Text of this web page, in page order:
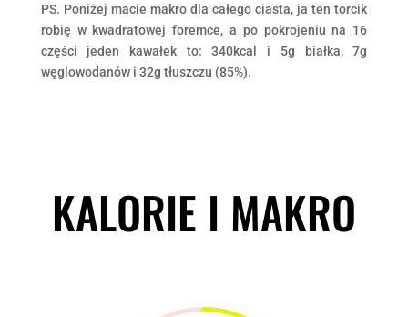
PS. Poniżej macie makro dla całego ciasta, ja ten torcik
robię w kwadratowej foremce, a po pokrojeniu na 16
części jeden kawałek to: 340kcal i 5g białka, 7g
węglowodanów i 32g tłuszczu (85%).
KALORIE I MAKRO